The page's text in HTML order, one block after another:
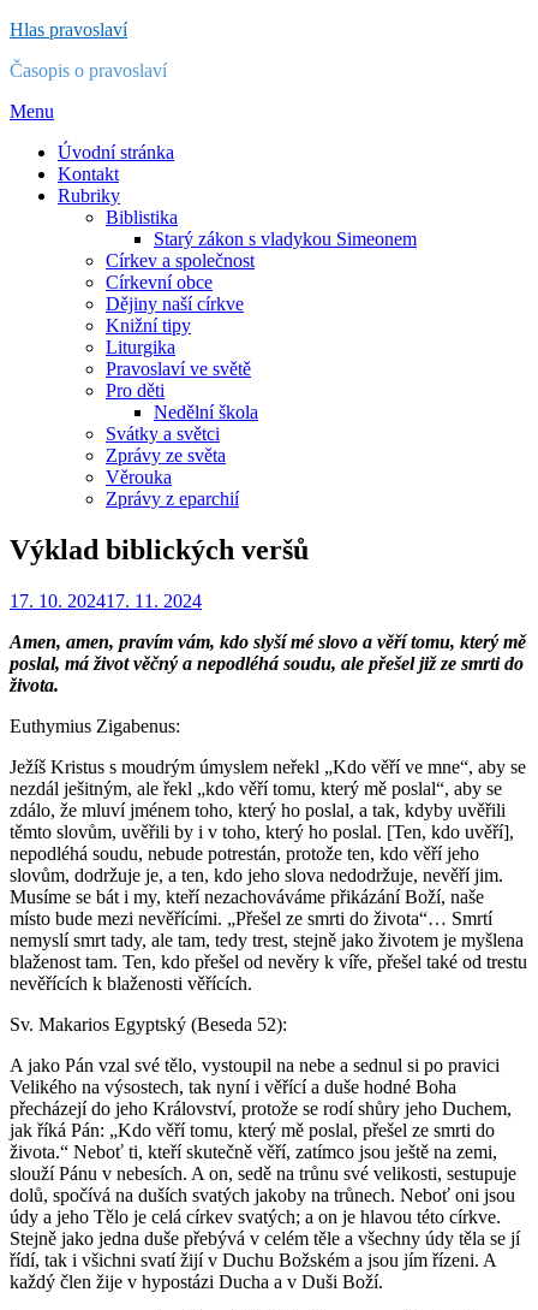
Přejít
obsahu
Hlas pravoslaví
Časopis o pravoslaví
Menu
Úvodní stránka
Kontakt
Rubriky
Biblistika
Starý zákon s vladykou Simeonem
Církev a společnost
Církevní obce
Dějiny naší církve
Knižní tipy
Liturgika
Pravoslaví ve světě
Pro děti
Nedělní škola
Svátky a světci
Zprávy ze světa
Věrouka
Zprávy z eparchií
Výklad biblických veršů
AutorRedakce
Zveřejněno
17. 10. 202417. 11. 2024
Amen, amen, pravím vám, kdo slyší mé slovo a věří tomu, který mě
poslal, má život věčný a nepodléhá soudu, ale přešel již ze smrti do
života.
Euthymius Zigabenus:
Ježíš Kristus s moudrým úmyslem neřekl „Kdo věří ve mne“, aby se
nezdál ješitným, ale řekl „kdo věří tomu, který mě poslal“, aby se
zdálo, že mluví jménem toho, který ho poslal, a tak, kdyby uvěřili
těmto slovům, uvěřili by i v toho, který ho poslal. [Ten, kdo uvěří],
nepodléhá soudu, nebude potrestán, protože ten, kdo věří jeho
slovům, dodržuje je, a ten, kdo jeho slova nedodržuje, nevěří jim.
Musíme se bát i my, kteří nezachováváme přikázání Boží, naše
místo bude mezi nevěřícími. „Přešel ze smrti do života“… Smrtí
nemyslí smrt tady, ale tam, tedy trest, stejně jako životem je myšlena
blaženost tam. Ten, kdo přešel od nevěry k víře, přešel také od trestu
nevěřících k blaženosti věřících.
Sv. Makarios Egyptský (Beseda 52):
A jako Pán vzal své tělo, vystoupil na nebe a sednul si po pravici
Velikého na výsostech, tak nyní i věřící a duše hodné Boha
přecházejí do jeho Království, protože se rodí shůry jeho Duchem,
jak říká Pán: „Kdo věří tomu, který mě poslal, přešel ze smrti do
života.“ Neboť ti, kteří skutečně věří, zatímco jsou ještě na zemi,
slouží Pánu v nebesích. A on, sedě na trůnu své velikosti, sestupuje
dolů, spočívá na duších svatých jakoby na trůnech. Neboť oni jsou
údy a jeho Tělo je celá církev svatých; a on je hlavou této církve.
Stejně jako jedna duše přebývá v celém těle a všechny údy těla se jí
řídí, tak i všichni svatí žijí v Duchu Božském a jsou jím řízeni. A
každý člen žije v hypostázi Ducha a v Duši Boží.